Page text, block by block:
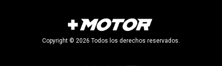
Copyright © 2026 Todos los derechos reservados.